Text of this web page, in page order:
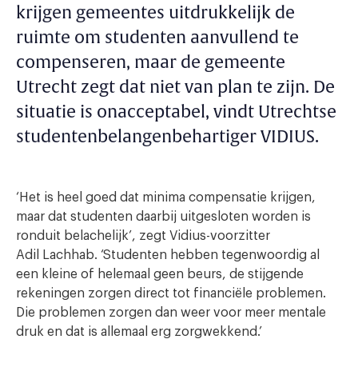
krijgen gemeentes uitdrukkelijk de
ruimte om studenten aanvullend te
compenseren, maar de gemeente
Utrecht zegt dat niet van plan te zijn. De
situatie is onacceptabel, vindt Utrechtse
studentenbelangenbehartiger VIDIUS.
‘Het is heel goed dat minima compensatie krijgen,
maar dat studenten daarbij uitgesloten worden is
ronduit belachelijk’, zegt Vidius-voorzitter
Adil Lachhab. ‘Studenten hebben tegenwoordig al
een kleine of helemaal geen beurs, de stijgende
rekeningen zorgen direct tot financiële problemen.
Die problemen zorgen dan weer voor meer mentale
druk en dat is allemaal erg zorgwekkend.’